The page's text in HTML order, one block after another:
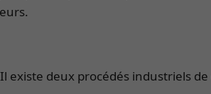
existe deux procédés industriels